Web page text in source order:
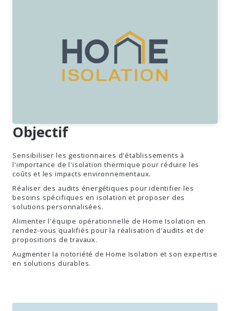
Objectif
Sensibiliser les gestionnaires d'établissements à
l'importance de l'isolation thermique pour réduire les
coûts et les impacts environnementaux.
Réaliser des audits énergétiques pour identifier les
besoins spécifiques en isolation et proposer des
solutions personnalisées.
Alimenter l'équipe opérationnelle de Home Isolation en
rendez-vous qualifiés pour la réalisation d'audits et de
propositions de travaux.
Augmenter la notoriété de Home Isolation et son expertise
en solutions durables.